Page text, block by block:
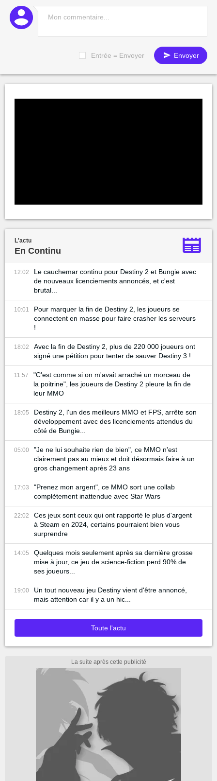
Entrée = Envoyer Envoyer
L'actu
En Continu
12:02
Le cauchemar continu pour Destiny 2 et Bungie avec
de nouveaux licenciements annoncés, et c'est
brutal...
10:01
Pour marquer la fin de Destiny 2, les joueurs se
connectent en masse pour faire crasher les serveurs
!
18:02
Avec la fin de Destiny 2, plus de 220 000 joueurs ont
signé une pétition pour tenter de sauver Destiny 3 !
11:57
"C'est comme si on m'avait arraché un morceau de
la poitrine", les joueurs de Destiny 2 pleure la fin de
leur MMO
18:05
Destiny 2, l'un des meilleurs MMO et FPS, arrête son
développement avec des licenciements attendus du
côté de Bungie...
05:00
"Je ne lui souhaite rien de bien", ce MMO n'est
clairement pas au mieux et doit désormais faire à un
gros changement après 23 ans
17:03
"Prenez mon argent", ce MMO sort une collab
complètement inattendue avec Star Wars
22:02
Ces jeux sont ceux qui ont rapporté le plus d'argent
à Steam en 2024, certains pourraient bien vous
surprendre
14:05
Quelques mois seulement après sa dernière grosse
mise à jour, ce jeu de science-fiction perd 90% de
ses joueurs...
19:00
Un tout nouveau jeu Destiny vient d'être annoncé,
mais attention car il y a un hic...
Toute l'actu